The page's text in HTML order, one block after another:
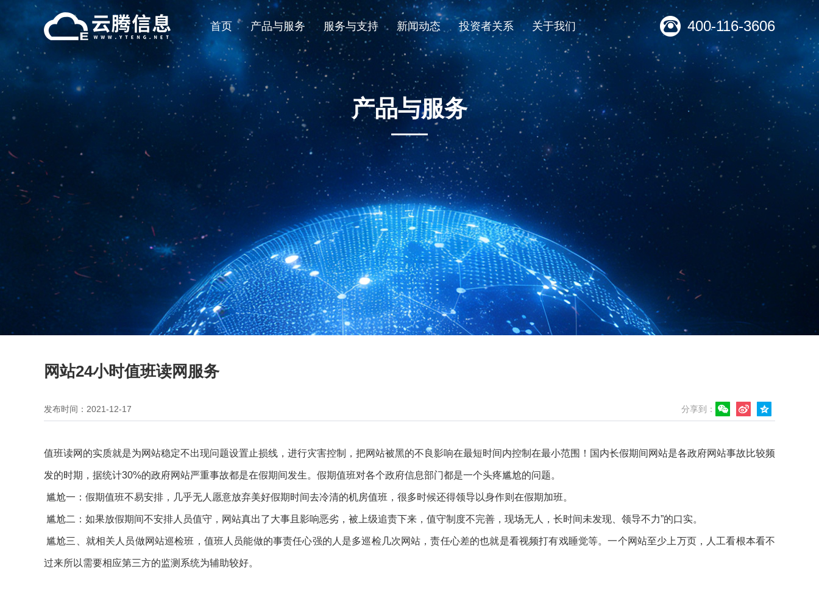
首页 产品与服务 服务与支持 新闻动态 投资者关系 关于我们 400-116-3606
产品与服务
网站24小时值班读网服务
发布时间：2021-12-17 分享到：
值班读网的实质就是为网站稳定不出现问题设置止损线，进行灾害控制，把网站被黑的不良影响在最短时间内控制在最小范围！国内长假期间网站是各政府网站事故比较频
发的时期，据统计30%的政府网站严重事故都是在假期间发生。假期值班对各个政府信息部门都是一个头疼尴尬的问题。
尴尬一：假期值班不易安排，几乎无人愿意放弃美好假期时间去冷清的机房值班，很多时候还得领导以身作则在假期加班。
尴尬二：如果放假期间不安排人员值守，网站真出了大事且影响恶劣，被上级追责下来，值守制度不完善，现场无人，长时间未发现、领导不力”的口实。
尴尬三、就相关人员做网站巡检班，值班人员能做的事责任心强的人是多巡检几次网站，责任心差的也就是看视频打有戏睡觉等。一个网站至少上万页，人工看根本看不
过来所以需要相应第三方的监测系统为辅助较好。